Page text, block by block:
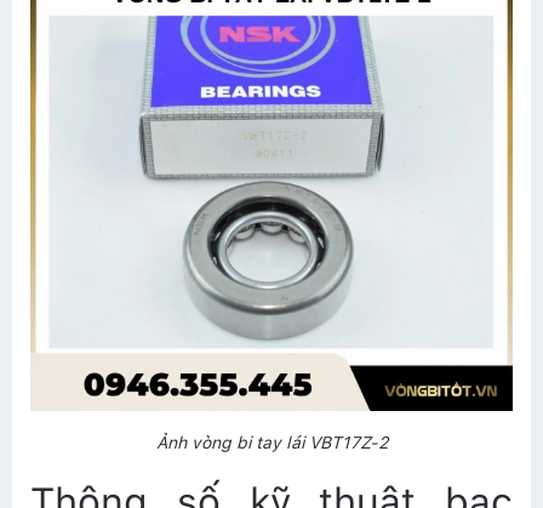
Ảnh vòng bi tay lái VBT17Z-2